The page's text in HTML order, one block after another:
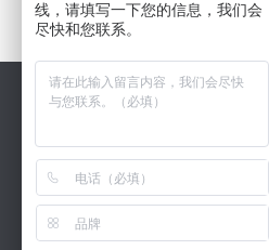
400-
关于我们
线，请填写一下您的信息，我们会
尽快和您联系。